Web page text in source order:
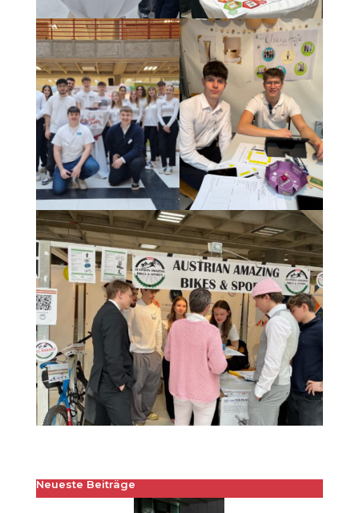
Neueste Beiträge